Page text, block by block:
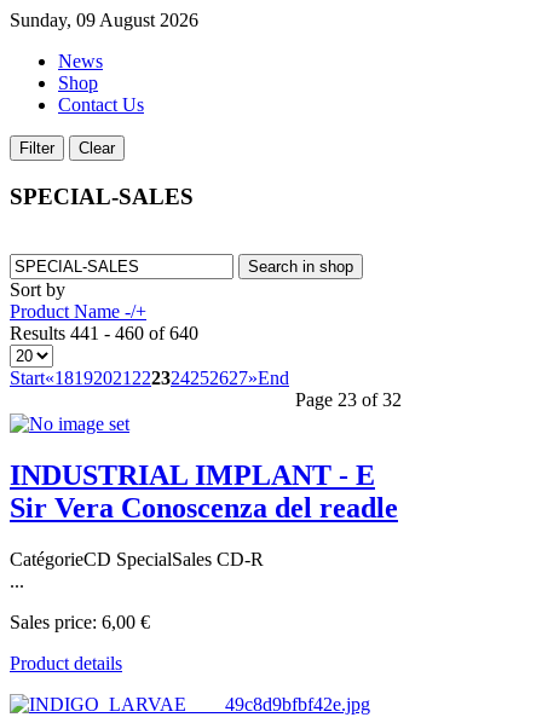
Sunday, 09 August 2026
News
Shop
Contact Us
SPECIAL-SALES
Sort by
Product Name -/+
Results 441 - 460 of 640
Start«18192021222324252627»End
Page 23 of 32
INDUSTRIAL IMPLANT - E
Sir Vera Conoscenza del readle
CatégorieCD SpecialSales CD-R
...
Sales price: 6,00 €
Product details